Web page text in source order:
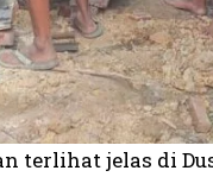
terlihat jelas di